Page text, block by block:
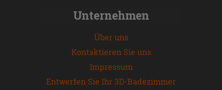
Unternehmen
Über uns
Kontaktieren Sie uns
Impressum
Entwerfen Sie Ihr 3D-Badezimmer